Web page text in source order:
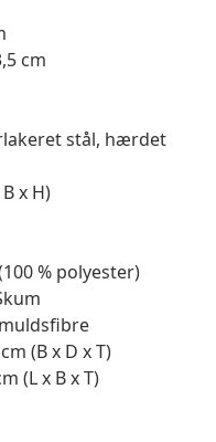
cm
stål, hærdet
x H)
% polyester)
(B x D x T)
(L x B x T)